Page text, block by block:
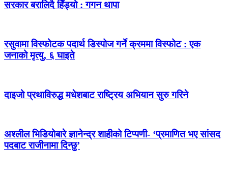
सरकार बरालिदै हिँड्यो : गगन थापा
रसुवामा विस्फोटक पदार्थ डिस्पोज गर्ने क्रममा विस्फोट : एक
जनाको मृत्यु, ६ घाइते
दाइजो प्रथाविरुद्ध मधेशबाट राष्ट्रिय अभियान सुरु गरिने
अश्लील भिडियोबारे ज्ञानेन्द्र शाहीको टिप्पणी- ‘प्रमाणित भए सांसद
पदबाट राजीनामा दिन्छु’